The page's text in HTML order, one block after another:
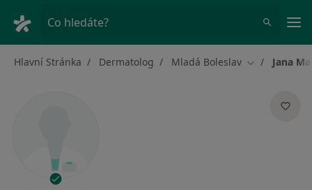
Co hledáte?
Hlavní Stránka Dermatolog Mladá Boleslav Změna města
Jana